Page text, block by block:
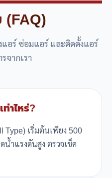
แอร์ ซ่อมแอร์ และติดตั้งแอร์
จากเรา
าไหร่?
Type) เริ่มต้นเพียง 500
น้ำแรงดันสูง ตรวจเช็ค